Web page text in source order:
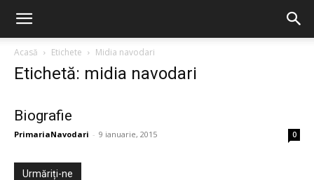
Acasă Etichete Midia navodari
Etichetă: midia navodari
Biografie
PrimariaNavodari - 9 ianuarie, 2015 0
Urmăriți-ne